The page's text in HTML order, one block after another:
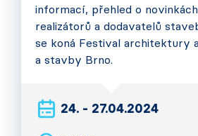
informací, přehled o
realizátorů a dodavatelů
se koná Festival architektury
a stavby Brno.
24. - 27.04.2024